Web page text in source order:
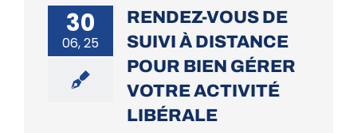
30
06, 25
RENDEZ-VOUS DE
SUIVI À DISTANCE
POUR BIEN GÉRER
VOTRE ACTIVITÉ
LIBÉRALE